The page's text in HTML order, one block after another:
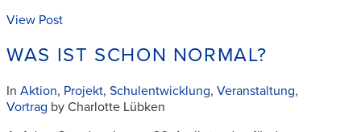
View Post
WAS IST SCHON NORMAL?
In Aktion, Projekt, Schulentwicklung, Veranstaltung,
Vortrag by Charlotte Lübken